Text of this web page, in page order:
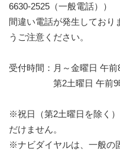
6630-2525（一般電話））
間違い電話が発生しており
うご注意ください。
受付時間：月～金曜日 午
第2土曜日 午前9時
※祝日（第2土曜日を除く
だけません。
※ナビダイヤルは、一般の